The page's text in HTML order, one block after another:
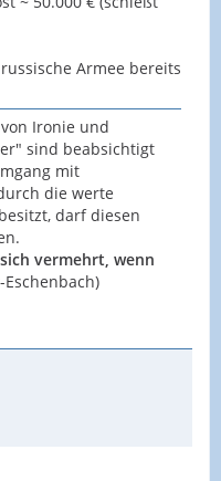
Armee bereits
Ironie und
sind beabsichtigt
mit
die werte
darf diesen
vermehrt, wenn